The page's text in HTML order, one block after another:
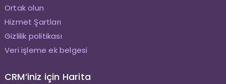
Ortak olun
Hizmet Şartları
Gizlilik politikası
Veri işleme ek belgesi
CRM’iniz için Harita